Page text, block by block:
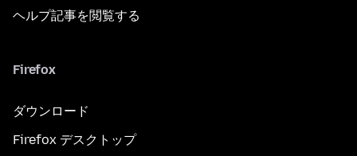
ヘルプ記事を閲覧する
Firefox
ダウンロード
Firefox デスクトップ